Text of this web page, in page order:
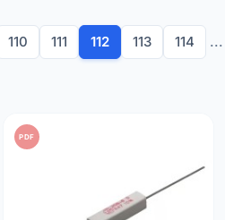
110 111 112 113 114 ...
PDF